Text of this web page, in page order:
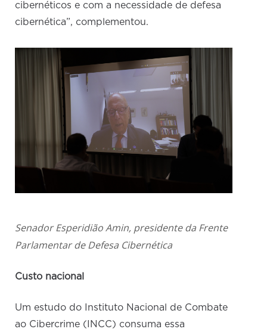
cibernéticos e com a necessidade de defesa
cibernética”, complementou.
Senador Esperidião Amin, presidente da Frente
Parlamentar de Defesa Cibernética
Custo nacional
Um estudo do Instituto Nacional de Combate
ao Cibercrime (INCC) consuma essa